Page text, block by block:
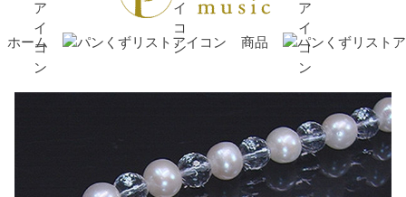
ホーム 商品